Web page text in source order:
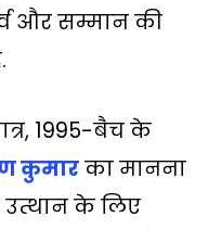
और सम्मान की
1995-बैच के
कुमारका मानना
उत्थान के लिए